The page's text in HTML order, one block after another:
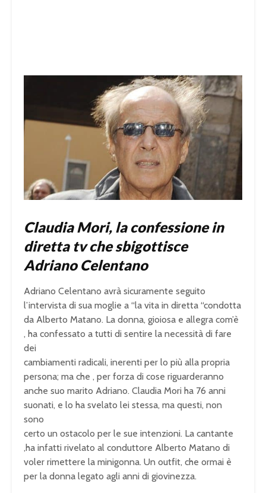
Claudia Mori, la confessione in
diretta tv che sbigottisce
Adriano Celentano
Adriano Celentano avrà sicuramente seguito
l’intervista di sua moglie a “la vita in diretta “condotta
da Alberto Matano. La donna, gioiosa e allegra com’è
, ha confessato a tutti di sentire la necessità di fare
dei
cambiamenti radicali, inerenti per lo più alla propria
persona; ma che , per forza di cose riguarderanno
anche suo marito Adriano. Claudia Mori ha 76 anni
suonati, e lo ha svelato lei stessa, ma questi, non
sono
certo un ostacolo per le sue intenzioni. La cantante
,ha infatti rivelato al conduttore Alberto Matano di
voler rimettere la minigonna. Un outfit, che ormai è
per la donna legato agli anni di giovinezza.